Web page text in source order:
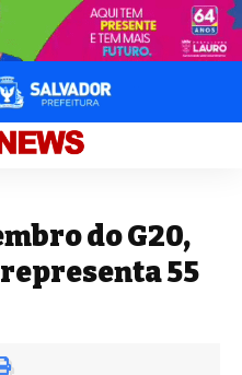
do G20,
55